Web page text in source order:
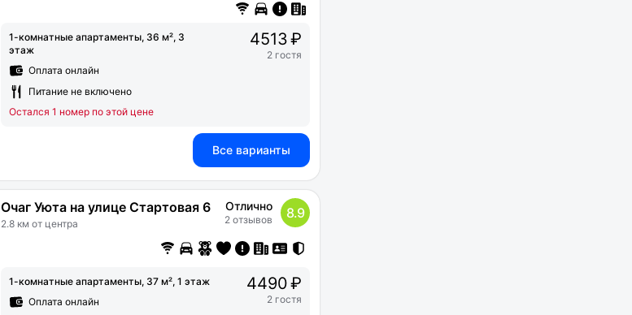
1-комнатные апартаменты, 36 м², 3
этаж
Оплата онлайн
Питание не включено
Остался 1 номер по этой цене
4513 ₽
2 гостя
Все варианты
Очаг Уюта на улице Стартовая 6
2.8 км от центра
Отлично
2 отзывов 8.9
1-комнатные апартаменты, 37 м², 1 этаж
Оплата онлайн
4490 ₽
2 гостя